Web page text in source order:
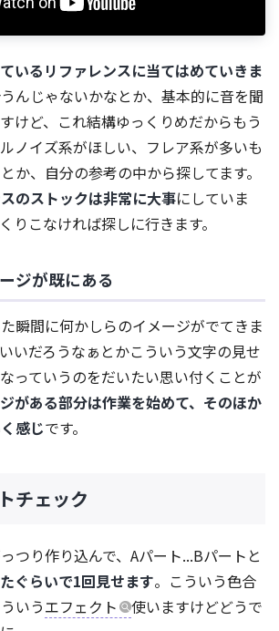
いるリファレンスに当てはめていきま
んじゃないかなとか、基本的に音を聞
けど、これ結構ゆっくりめだからもう
ノイズ系がほしい、フレア系が多いも
か、自分の参考の中から探してます。
のストックは非常に大事にしていま
りこなければ探しに行きます。
ジが既にある
瞬間に何かしらのイメージがでてきま
いだろうなぁとかこういう文字の見せ
っていうのをだいたい思い付くことが
がある部分は作業を始めて、そのほか
感じです。
チェック
つり作り込んで、Aパート...Bパートと
ぐらいで1回見せます。こういう色合
いうエフェクト
使いますけどどうで